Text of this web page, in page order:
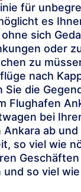
für
es
sich
oder
zu
nach
Sie die
Flughafen
bei
Ankara ab
so viel wie
Geschäften
und so viel